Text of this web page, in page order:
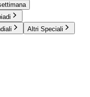
Altri Speciali